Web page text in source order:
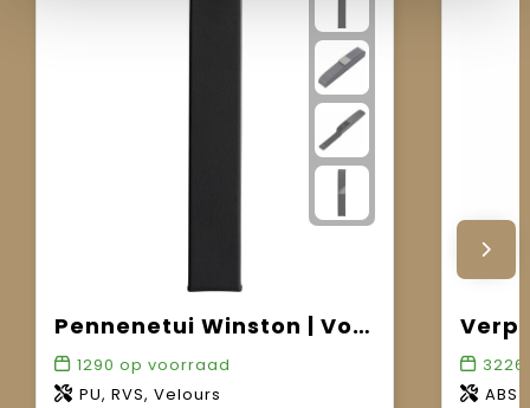
Pennenetui Winston | Voor één pen
1290 op voorraad
PU, RVS, Velours
3226
ABS